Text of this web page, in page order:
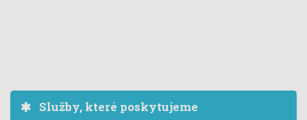
Služby, které poskytujeme